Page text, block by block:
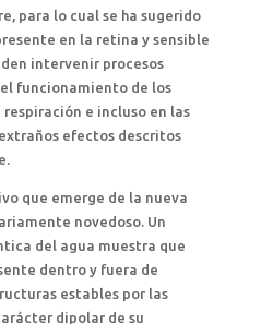
para lo cual se ha sugerido
en la retina y sensible
intervenir procesos
funcionamiento de los
e incluso en las
efectos descritos
que emerge de la nueva
novedoso. Un
del agua muestra que
dentro y fuera de
estables por las
dipolar de su